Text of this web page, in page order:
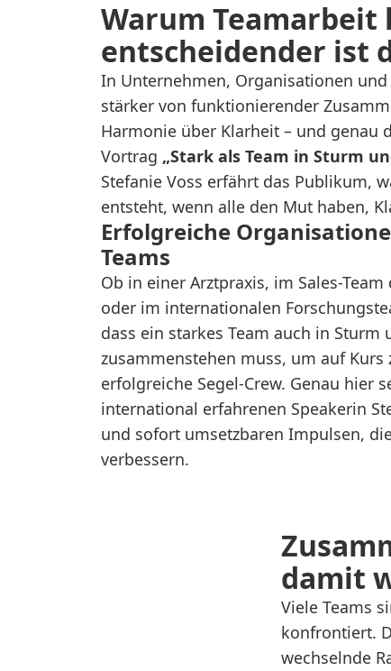
Warum Teamarbeit
entscheidender ist
In Unternehmen, Organisationen
stärker von funktionierender
Harmonie über Klarheit – und genau
Vortrag „Stark als Team in Sturm
Stefanie Voss erfährt das Publikum,
entsteht, wenn alle den Mut haben,
Erfolgreiche
Teams
Ob in einer Arztpraxis, im Sales-
oder im internationalen
dass ein starkes Team auch in Sturm
zusammenstehen muss, um auf Kurs
erfolgreiche Segel-Crew. Genau hier
international erfahrenen Speakerin
und sofort umsetzbaren Impulsen,
verbessern.
damit
Viele Teams
konfrontiert.
wechselnde